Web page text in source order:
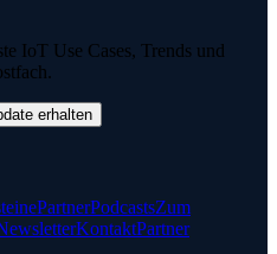
IoT Use Cases, Trends und
erhalten
PartnerPodcastsZum
KontaktPartner